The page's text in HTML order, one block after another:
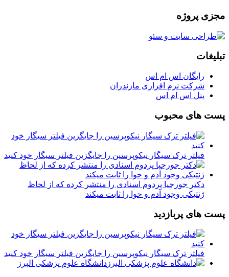
مجزی پروژه
تبلیغات
رایگان اس ام اس
شرکت نرم افزاری مازندران
پنل اس ام اس
پست های محبوب
فیلتر ترک سیگار نیکوپرسین را جایگزین فیلتر سیگار خود کنید
دکتر جورجیا پردوم اسنادی را منتشر کرده که از لحاظ
ژنتیکی وجود آدم و حوا را ثابت میکند
پست های پربازدید
فیلتر ترک سیگار نیکوپرسین را جایگزین فیلتر سیگار خود کنید
دانشگاه علوم پزشکی البرز